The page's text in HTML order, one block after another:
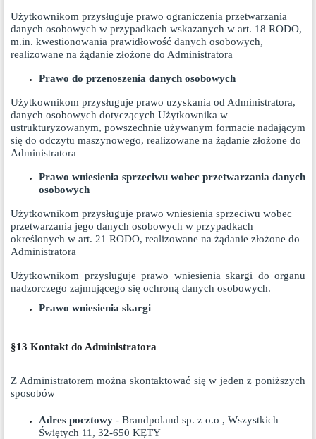
Użytkownikom przysługuje prawo ograniczenia przetwarzania
danych osobowych w przypadkach wskazanych w art. 18 RODO,
m.in. kwestionowania prawidłowość danych osobowych,
realizowane na żądanie złożone do Administratora
Prawo do przenoszenia danych osobowych
Użytkownikom przysługuje prawo uzyskania od Administratora,
danych osobowych dotyczących Użytkownika w
ustrukturyzowanym, powszechnie używanym formacie nadającym
się do odczytu maszynowego, realizowane na żądanie złożone do
Administratora
Prawo wniesienia sprzeciwu wobec przetwarzania danych
osobowych
Użytkownikom przysługuje prawo wniesienia sprzeciwu wobec
przetwarzania jego danych osobowych w przypadkach
określonych w art. 21 RODO, realizowane na żądanie złożone do
Administratora
Użytkownikom przysługuje prawo wniesienia skargi do organu
nadzorczego zajmującego się ochroną danych osobowych.
Prawo wniesienia skargi
§13 Kontakt do Administratora
Z Administratorem można skontaktować się w jeden z poniższych
sposobów
Adres pocztowy - Brandpoland sp. z o.o , Wszystkich
Świętych 11, 32-650 KĘTY